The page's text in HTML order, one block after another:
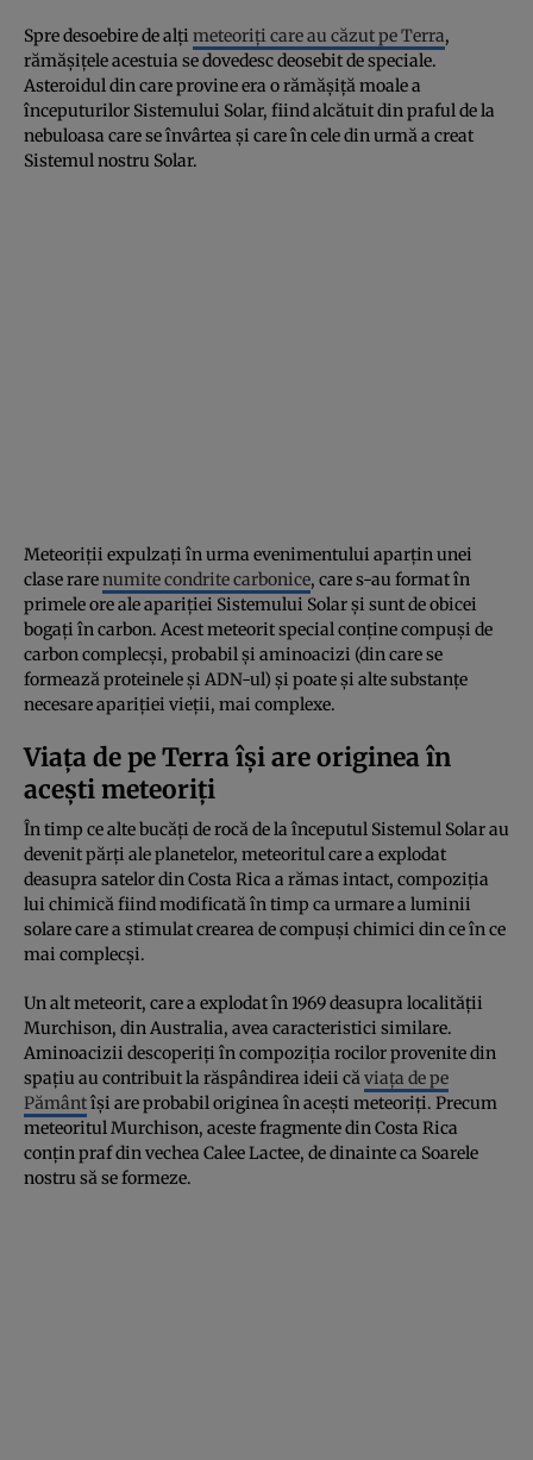
Spre desoebire de alți meteoriți care au căzut pe Terra,
rămășițele acestuia se dovedesc deosebit de speciale.
Asteroidul din care provine era o rămășiță moale a
începuturilor Sistemului Solar, fiind alcătuit din praful de la
nebuloasa care se învârtea și care în cele din urmă a creat
Sistemul nostru Solar.
Meteoriții expulzați în urma evenimentului aparțin unei
clase rarenumite condrite carbonice, care s-au format în
primele ore ale apariției Sistemului Solar și sunt de obicei
bogați în carbon. Acest meteorit special conține compuși de
carbon complecși, probabil și aminoacizi (din care se
formează proteinele ​​și ADN-ul) și poate și alte substanțe
necesare apariției vieții, mai complexe.
Viața de pe Terra își are originea în
acești meteoriți
În timp ce alte bucăți de rocă de la începutul Sistemul Solar au
devenit părți ale planetelor, meteoritul care a explodat
deasupra satelor din Costa Rica a rămas intact, compoziția
lui chimică fiind modificată în timp ca urmare a luminii
solare care a stimulat crearea de compuși chimici din ce în ce
mai complecși.
Un alt meteorit, care a explodat în 1969 deasupra localității
Murchison, din Australia, avea caracteristici similare.
Aminoacizii descoperiți în compoziția rocilor provenite din
spațiu au contribuit la răspândirea ideii căviața de pe
Pământîși are probabil originea în acești meteoriți. Precum
meteoritul Murchison, aceste fragmente din Costa Rica
conțin praf din vechea Calee Lactee, de dinainte ca Soarele
nostru să se formeze.